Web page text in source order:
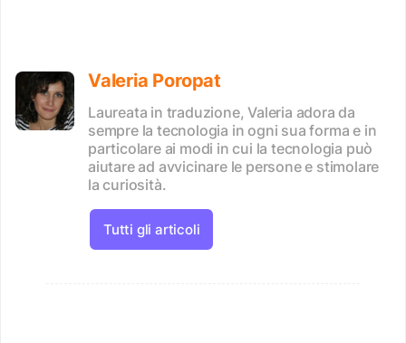
Valeria Poropat
Laureata in traduzione, Valeria adora da
sempre la tecnologia in ogni sua forma e in
particolare ai modi in cui la tecnologia può
aiutare ad avvicinare le persone e stimolare
la curiosità.
Tutti gli articoli